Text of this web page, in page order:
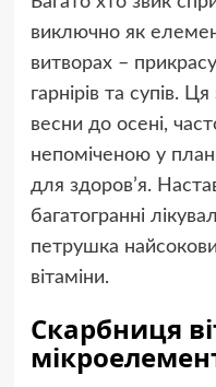
виключно як
витворах –
гарнірів та супів.
весни до осені,
непоміченою у
для здоров’я.
багатогранні
петрушка
вітаміни.
Скарбниця